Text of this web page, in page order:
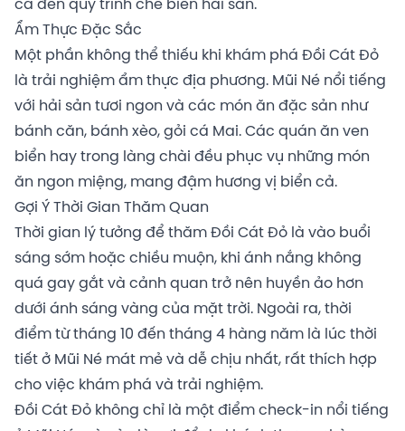
cá đến quy trình chế biến hải sản.
Ẩm Thực Đặc Sắc
Một phần không thể thiếu khi khám phá Đồi Cát Đỏ
là trải nghiệm ẩm thực địa phương. Mũi Né nổi tiếng
với hải sản tươi ngon và các món ăn đặc sản như
bánh căn, bánh xèo, gỏi cá Mai. Các quán ăn ven
biển hay trong làng chài đều phục vụ những món
ăn ngon miệng, mang đậm hương vị biển cả.
Gợi Ý Thời Gian Thăm Quan
Thời gian lý tưởng để thăm Đồi Cát Đỏ là vào buổi
sáng sớm hoặc chiều muộn, khi ánh nắng không
quá gay gắt và cảnh quan trở nên huyền ảo hơn
dưới ánh sáng vàng của mặt trời. Ngoài ra, thời
điểm từ tháng 10 đến tháng 4 hàng năm là lúc thời
tiết ở Mũi Né mát mẻ và dễ chịu nhất, rất thích hợp
cho việc khám phá và trải nghiệm.
Đồi Cát Đỏ không chỉ là một điểm check-in nổi tiếng